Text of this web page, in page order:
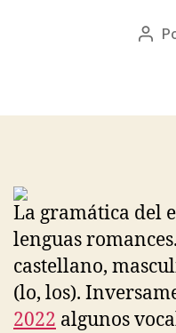
La gramática del
lenguas
castellano,
(lo, los).
2022 algunos